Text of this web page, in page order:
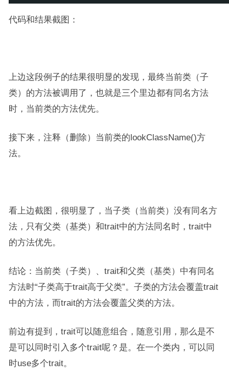
代码和结果截图：
上边这段例子的结果很明显的发现，最终当前类（子
类）的方法被调用了，也就是三个里边都有同名方法
时，当前类的方法优先。
接下来，注释（删除）当前类的lookClassName()方
法。
看上边截图，很明显了，当子类（当前类）没有同名方
法，只有父类（基类）和trait中的方法同名时，trait中
的方法优先。
结论：当前类（子类）、trait和父类（基类）中有同名
方法时“子类高于trait高于父类”。子类的方法会覆盖trait
中的方法，而trait的方法会覆盖父类的方法。
前边有提到，trait可以随意组合，随意引用，那么是不
是可以同时引入多个trait呢？是。在一个类内，可以同
时use多个trait。